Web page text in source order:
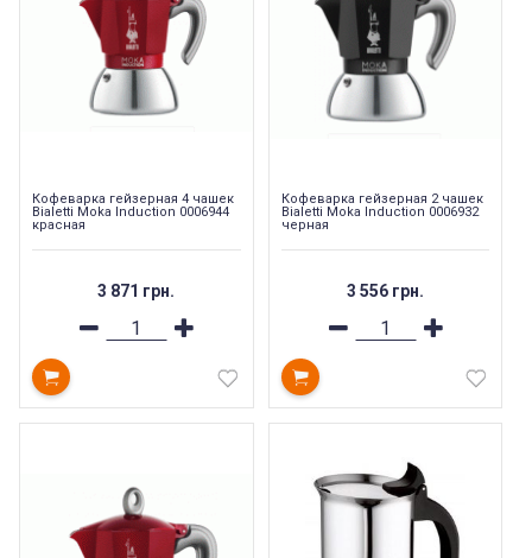
Кофеварка гейзерная 4 чашек
Bialetti Moka Induction 0006944
красная
3 871 грн.
Кофеварка гейзерная 2 чашек
Bialetti Moka Induction 0006932
черная
3 556 грн.